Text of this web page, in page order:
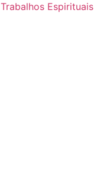
Trabalhos Espirituais